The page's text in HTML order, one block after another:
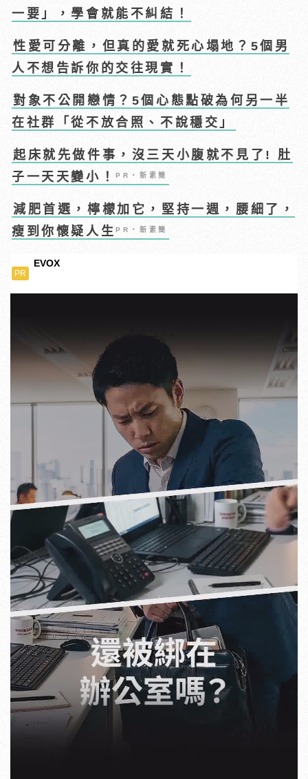
一要」，學會就能不糾結！
性愛可分離，但真的愛就死心塌地？5個男
人不想告訴你的交往現實！
對象不公開戀情？5個心態點破為何另一半
在社群「從不放合照、不說穩交」
起床就先做件事，沒三天小腹就不見了! 肚
子一天天變小！PR・新素簡
減肥首選，檸檬加它，堅持一週，腰細了，
瘦到你懷疑人生PR・新素簡
PR
EVOX